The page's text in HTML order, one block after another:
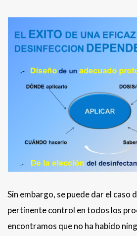
Sin embargo, se puede dar el caso
pertinente control en todos los
encontramos que no ha habido